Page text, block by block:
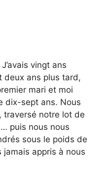
vingt ans
deux ans plus tard,
mari et moi
dix-sept ans. Nous
traversé notre lot de
puis nous nous
sous le poids de
jamais appris à nous